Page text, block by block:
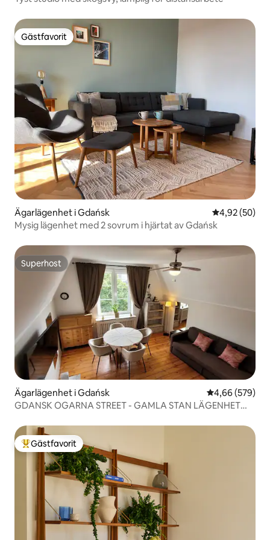
Gästfavorit
Gästfavorit
Ägarlägenhet i Gdańsk 4,92 av 5 i
4,92 (50)
Mysig lägenhet med 2 sovrum i hjärtat av Gdańsk
Superhost
Superhost
Ägarlägenhet i Gdańsk 4,66 av 5 i
4,66 (579)
GDANSK OGARNA STREET - GAMLA STAN LÄGENHET
Populär gästfavorit
Gästfavorit